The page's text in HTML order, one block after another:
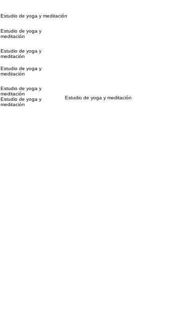
Estudio de yoga y meditación
Estudio de yoga y
meditación
Estudio de yoga y
meditación
Estudio de yoga y
meditación
Estudio de yoga y
meditación
Estudio de yoga y
meditación
Estudio de yoga y meditación